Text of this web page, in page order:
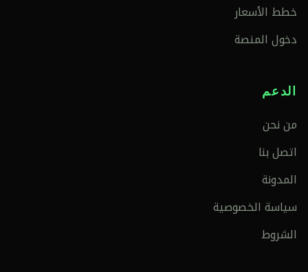
خطط الأسعار
دخول المنصة
الدعم
من نحن
اتصل بنا
المدونة
سياسة الخصوصية
الشروط